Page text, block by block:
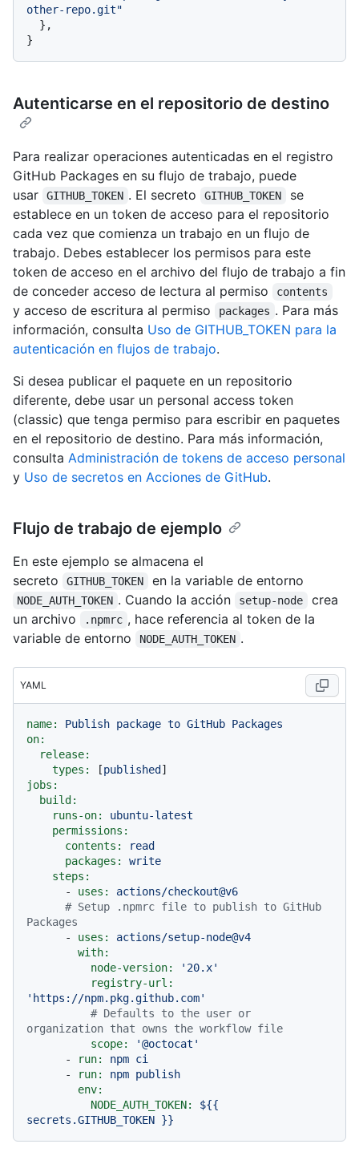
other-repo.git"
} ,
}
Autenticarse en el repositorio de destino
Para realizar operaciones autenticadas en el registro
GitHub Packages en su flujo de trabajo, puede
usar
GITHUB_TOKEN . El secreto GITHUB_TOKEN
se
establece en un token de acceso para el repositorio
cada vez que comienza un trabajo en un flujo de
trabajo. Debes establecer los permisos para este
token de acceso en el archivo del flujo de trabajo a fin
de conceder acceso de lectura al permiso
contents
y acceso de escritura al permiso packages . Para más
información, consulta Uso de GITHUB_TOKEN para la
autenticación en flujos de trabajo.
Si desea publicar el paquete en un repositorio
diferente, debe usar un personal access token
(classic) que tenga permiso para escribir en paquetes
en el repositorio de destino. Para más información,
consulta Administración de tokens de acceso personal
y Uso de secretos en Acciones de GitHub.
Flujo de trabajo de ejemplo
En este ejemplo se almacena el
secreto
GITHUB_TOKEN en la variable de entorno
NODE_AUTH_TOKEN . Cuando la acción setup-node
crea
un archivo
.npmrc , hace referencia al token de la
variable de entorno
NODE_AUTH_TOKEN .
YAML
name: Publish package to GitHub Packages
on:
release:
types:
[published
jobs:
build:
runs-on:
ubuntu-latest
permissions:
contents:
read
packages:
write
steps:
-
uses:
actions/checkout@v6
# Setup .npmrc file to publish to GitHub
Packages
-
uses:
actions/setup-node@v4
with:
node-version:
'20.x'
registry-url:
'https://npm.pkg.github.com'
# Defaults to the user or
organization that owns the workflow file
scope:
'@octocat'
-
run: npm ci
-
run: npm publish
env:
NODE_AUTH_TOKEN:
${{
secrets.GITHUB_TOKEN }}